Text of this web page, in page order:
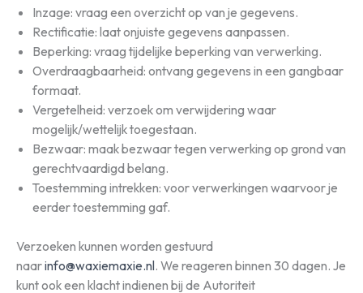
Inzage: vraag een overzicht op van je gegevens.
Rectificatie: laat onjuiste gegevens aanpassen.
Beperking: vraag tijdelijke beperking van verwerking.
Overdraagbaarheid: ontvang gegevens in een gangbaar
formaat.
Vergetelheid: verzoek om verwijdering waar
mogelijk/wettelijk toegestaan.
Bezwaar: maak bezwaar tegen verwerking op grond van
gerechtvaardigd belang.
Toestemming intrekken: voor verwerkingen waarvoor je
eerder toestemming gaf.
Verzoeken kunnen worden gestuurd
naarinfo@waxiemaxie.nl. We reageren binnen 30 dagen. Je
kunt ook een klacht indienen bij de Autoriteit